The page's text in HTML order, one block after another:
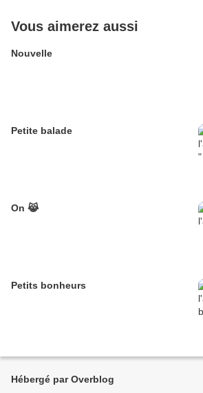
Vous aimerez aussi
Nouvelle
Petite balade
On 😹
Petits bonheurs
Hébergé par Overblog